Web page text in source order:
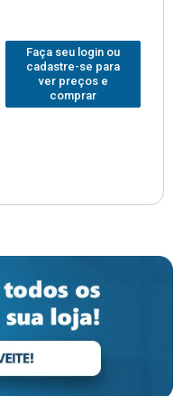
Faça seu login ou
cadastre-se para
ver preços e
comprar